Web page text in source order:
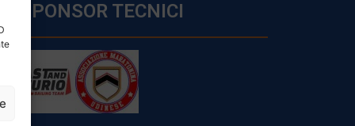
SPONSOR TECNICI